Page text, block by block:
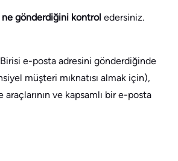
ne gönderdiğini kontrol edersiniz.
e-posta adresini gönderdiğinde
müşteri mıknatısı almak için),
ve kapsamlı bir e-posta